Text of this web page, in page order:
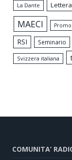
La Dante
MAECI
RSI
Seminario
Svizzera italiana
COMUNITA’